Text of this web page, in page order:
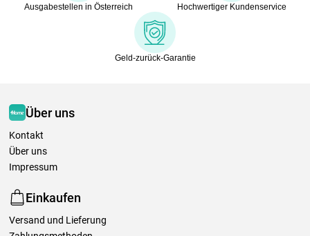
Ausgabestellen in Österreich Hochwertiger Kundenservice
Geld-zurück-Garantie
Über uns
Kontakt
Über uns
Impressum
Einkaufen
Versand und Lieferung